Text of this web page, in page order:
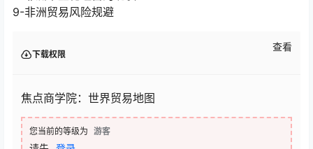
请先 登录